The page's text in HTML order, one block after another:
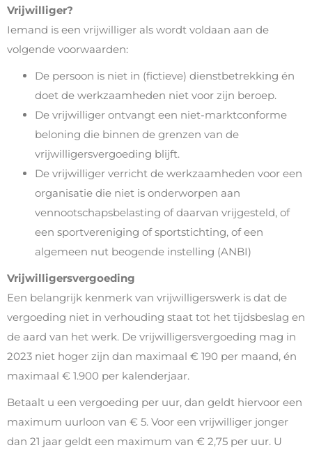
Vrijwilliger?
Iemand is een vrijwilliger als wordt voldaan aan de
volgende voorwaarden:
De persoon is niet in (fictieve) dienstbetrekking én
doet de werkzaamheden niet voor zijn beroep.
De vrijwilliger ontvangt een niet-marktconforme
beloning die binnen de grenzen van de
vrijwilligersvergoeding blijft.
De vrijwilliger verricht de werkzaamheden voor een
organisatie die niet is onderworpen aan
vennootschapsbelasting of daarvan vrijgesteld, of
een sportvereniging of sportstichting, of een
algemeen nut beogende instelling (ANBI)
Vrijwilligersvergoeding
Een belangrijk kenmerk van vrijwilligerswerk is dat de
vergoeding niet in verhouding staat tot het tijdsbeslag en
de aard van het werk. De vrijwilligersvergoeding mag in
2023 niet hoger zijn dan maximaal € 190 per maand, én
maximaal € 1.900 per kalenderjaar.
Betaalt u een vergoeding per uur, dan geldt hiervoor een
maximum uurloon van € 5. Voor een vrijwilliger jonger
dan 21 jaar geldt een maximum van € 2,75 per uur. U